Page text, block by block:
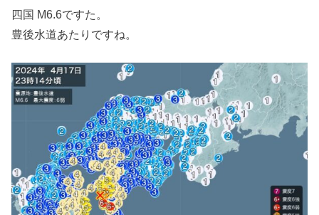
四国 M6.6ですた。
豊後水道あたりですね。